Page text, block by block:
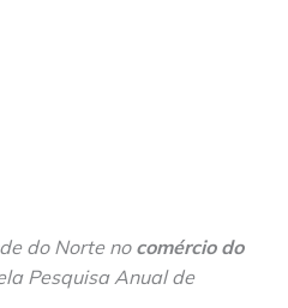
do Norte no comércio do
Pesquisa Anual de